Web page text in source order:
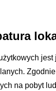
na pobyt